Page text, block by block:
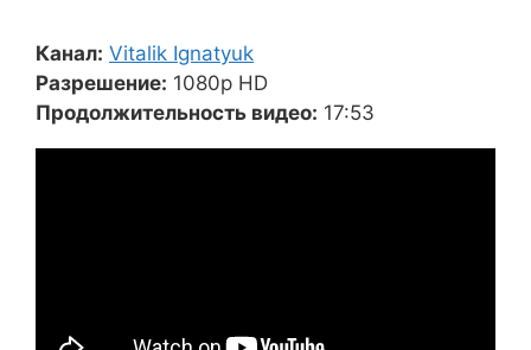
Канал: Vitalik Ignatyuk
Разрешение: 1080p HD
Продолжительность видео: 17:53